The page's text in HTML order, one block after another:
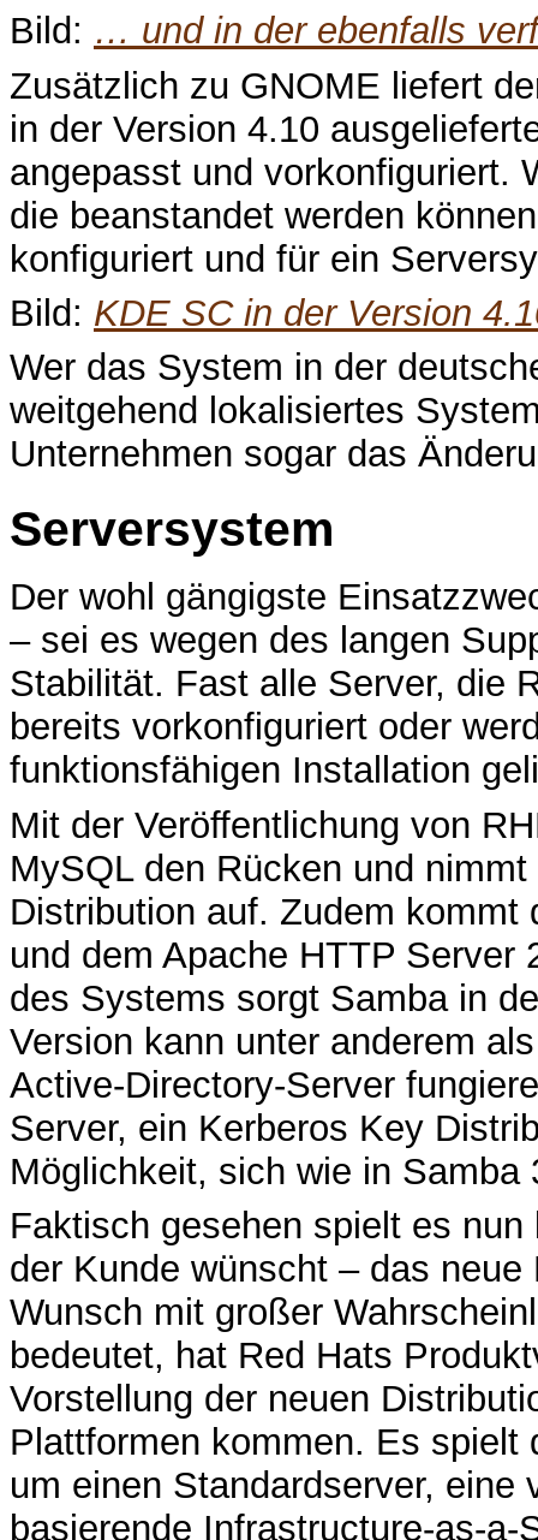
Bild: … und in der ebenfalls
Zusätzlich zu GNOME liefert
in der Version 4.10
angepasst und vorkonfiguriert.
die beanstandet werden
konfiguriert und für ein
Bild: KDE SC in der Version
Wer das System in der
weitgehend lokalisiertes
Unternehmen sogar das
Serversystem
Der wohl gängigste
– sei es wegen des langen
Stabilität. Fast alle Server, die
bereits vorkonfiguriert oder
funktionsfähigen Installation
Mit der Veröffentlichung von
MySQL den Rücken und
Distribution auf. Zudem
und dem Apache HTTP Server
des Systems sorgt Samba in
Version kann unter anderem
Active-Directory-Server
Server, ein Kerberos Key
Möglichkeit, sich wie in Samba
Faktisch gesehen spielt es
der Kunde wünscht – das
Wunsch mit großer
bedeutet, hat Red Hats
Vorstellung der neuen
Plattformen kommen. Es
um einen Standardserver,
basierende Infrastructure-as-